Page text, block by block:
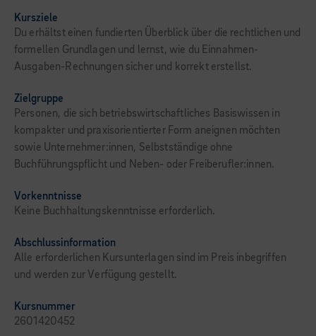
Kursziele
Du erhältst einen fundierten Überblick über die rechtlichen und
formellen Grundlagen und lernst, wie du Einnahmen-
Ausgaben-Rechnungen sicher und korrekt erstellst.
Zielgruppe
Personen, die sich betriebswirtschaftliches Basiswissen in
kompakter und praxisorientierter Form aneignen möchten
sowie Unternehmer:innen, Selbstständige ohne
Buchführungspflicht und Neben- oder Freiberufler:innen.
Vorkenntnisse
Keine Buchhaltungskenntnisse erforderlich.
Abschlussinformation
Alle erforderlichen Kursunterlagen sind im Preis inbegriffen
und werden zur Verfügung gestellt.
Kursnummer
2601420452